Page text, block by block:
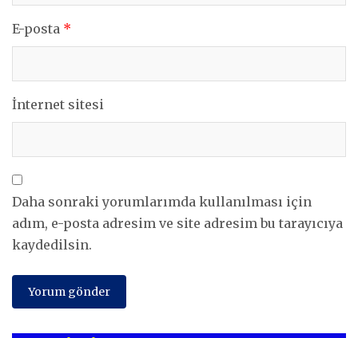
E-posta *
İnternet sitesi
Daha sonraki yorumlarımda kullanılması için
adım, e-posta adresim ve site adresim bu tarayıcıya
kaydedilsin.